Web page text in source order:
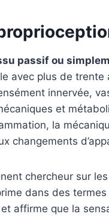
passif ou
avec plus de trente
innervée,
et
la
changements
chercheur sur
dans des
affirme que la